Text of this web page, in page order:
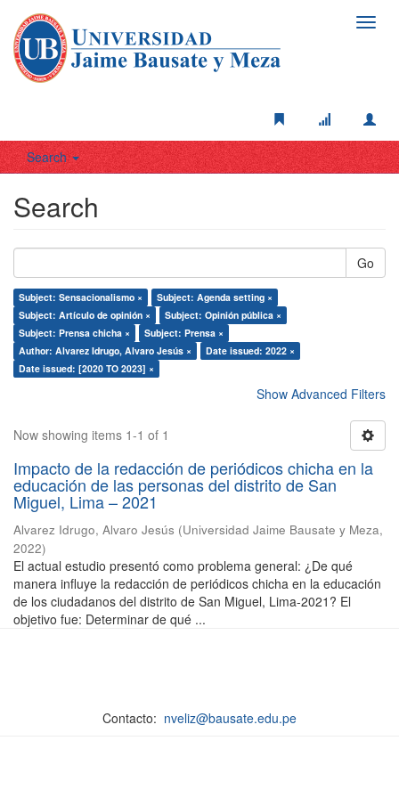
Search
Search
Go
Subject: Sensacionalismo ×
Subject: Agenda setting ×
Subject: Artículo de opinión ×
Subject: Opinión pública ×
Subject: Prensa chicha ×
Subject: Prensa ×
Author: Alvarez Idrugo, Alvaro Jesús ×
Date issued: 2022 ×
Date issued: [2020 TO 2023] ×
Show Advanced Filters
Now showing items 1-1 of 1
Impacto de la redacción de periódicos chicha en la
educación de las personas del distrito de San
Miguel, Lima – 2021
Alvarez Idrugo, Alvaro Jesús (Universidad Jaime Bausate y Meza,
2022)
El actual estudio presentó como problema general: ¿De qué
manera influye la redacción de periódicos chicha en la educación
de los ciudadanos del distrito de San Miguel, Lima-2021? El
objetivo fue: Determinar de qué ...
Contacto: nveliz@bausate.edu.pe